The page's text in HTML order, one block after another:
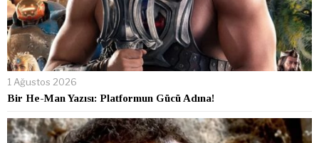
1 Ağustos 2026
Bir He-Man Yazısı: Platformun Gücü Adına!